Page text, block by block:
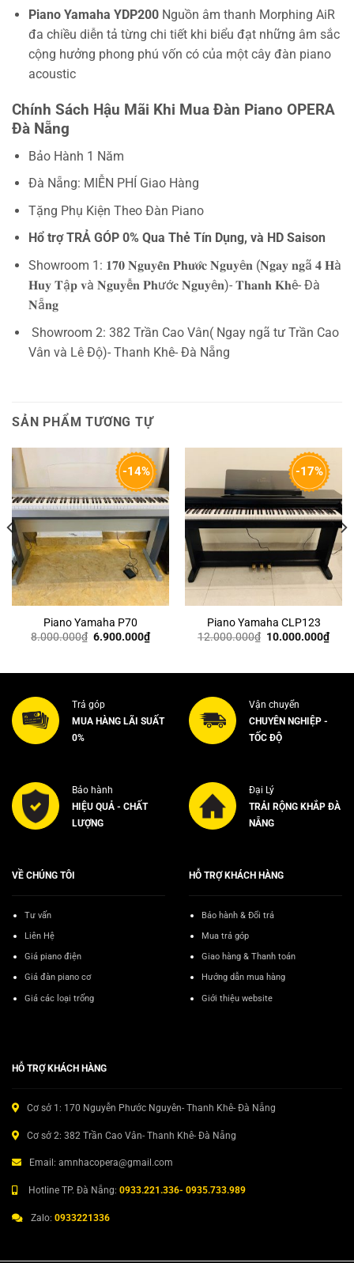
Piano Yamaha YDP200 Nguồn âm thanh Morphing AiR
đa chiều diễn tả từng chi tiết khi biểu đạt những âm sắc
cộng hưởng phong phú vốn có của một cây đàn piano
acoustic
Chính Sách Hậu Mãi Khi Mua Đàn Piano OPERA
Đà Nẵng
Bảo Hành 1 Năm
Đà Nẵng: MIỄN PHÍ Giao Hàng
Tặng Phụ Kiện Theo Đàn Piano
Hổ trợ TRẢ GÓP 0% Qua Thẻ Tín Dụng, và HD Saison
Showroom 1: 𝟏𝟕𝟎 𝐍𝐠𝐮𝐲𝐞̂̃𝐧 𝐏𝐡𝐮̛𝐨̛́𝐜 𝐍𝐠𝐮𝐲ê𝐧 (𝐍𝐠𝐚𝐲 𝐧𝐠ã 𝟒 𝐇à
𝐇𝐮𝐲 𝐓ậ𝐩 𝐯à 𝐍𝐠𝐮𝐲ễ𝐧 𝐏𝐡ướ𝐜 𝐍𝐠𝐮𝐲ê𝐧)- 𝐓𝐡𝐚𝐧𝐡 𝐊𝐡ê- Đà
𝐍ẵ𝐧𝐠
Showroom 2: 382 Trần Cao Vân( Ngay ngã tư Trần Cao
Vân và Lê Độ)- Thanh Khê- Đà Nẵng
SẢN PHẨM TƯƠNG TỰ
-14%
Piano Yamaha P70
8.000.000₫ Giá
6.900.000₫Giá
hiện
6.900.000₫.
-17%
Piano Yamaha CLP123
12.000.000₫ Giá
10.000.000₫Giá
hiện
Trả góp
MUA HÀNG LÃI SUẤT
0%
Vận chuyển
CHUYÊN NGHIỆP -
TỐC ĐỘ
Bảo hành
HIỆU QUẢ - CHẤT
LƯỢNG
Đại Lý
TRẢI RỘNG KHẮP ĐÀ
NẴNG
VỀ CHÚNG TÔI
Tư vấn
Liên Hệ
Giá piano điện
Giá đàn piano cơ
Giá các loại trống
HỖ TRỢ KHÁCH HÀNG
Bảo hành & Đổi trả
Mua trả góp
Giao hàng & Thanh toán
Hướng dẫn mua hàng
Giới thiệu website
HỖ TRỢ KHÁCH HÀNG
Cơ sở 1: 170 Nguyễn Phước Nguyên- Thanh Khê- Đà Nẵng
Cơ sở 2: 382 Trần Cao Vân- Thanh Khê- Đà Nẵng
Email: amnhacopera@gmail.com
Hotline TP. Đà Nẵng: 0933.221.336- 0935.733.989
Zalo: 0933221336